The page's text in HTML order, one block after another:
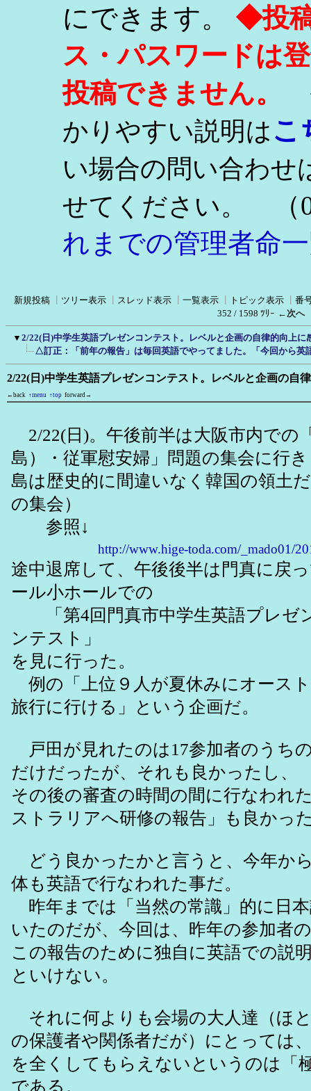
にできます。 ◆投
ス・パスワードは
投稿できません。
かりやすい説明はこ
い場合の問い合わせ
せてください。
（
れまでの管理者命
新規投稿 ツリー表示 スレッド表示 一覧表示 トピック表示
番
352 / 1598 ﾂﾘｰ ←次へ
▼ 2/22(日)中学生英語プレゼンコンテスト。レベルと企画の自律的向上に
△訂正：「前年の報告」は毎回英語でやってました。「今回から英
2/22(日)中学生英語プレゼンコンテスト。レベルと企画の自
←back ↑menu ↑top forward→
2/22(日)。午後前半は大阪市内での
島）・従軍慰安婦」問題の集会に行
島は歴史的に間違いなく韓国の領土
の集会）
参照↓
http://www.hige-toda.com/_mado01/
途中退席して、午後後半は門真に戻
ール小ホールでの
「第4回門真市中学生英語プレゼ
ンテスト」
を見に行った。
例の「上位９人が夏休みにオース
旅行に行ける」という企画だ。
戸田が見れたのは17参加者のうち
だけだったが、それも良かったし、
その後の審査の時間の間に行なわれ
ストラリアへ研修の報告」も良かっ
どう良かったかと言うと、今年か
体も英語で行なわれた事だ。
昨年までは「当然の常識」的に日
いたのだが、今回は、昨年の参加者
この報告のために独自に英語での説
といけない。
それに何よりも会場の大人達（ほ
の保護者や関係者だが）にとっては
を全くしてもらえないというのは「
である。